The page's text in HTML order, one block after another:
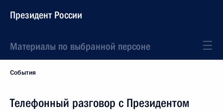
Президент России
Материалы по выбранной персоне
События
Телефонный разговор с Президентом